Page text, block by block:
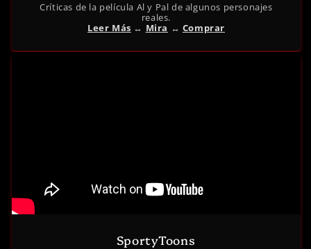
Críticas de la película Al y Pal de algunos personajes
reales.
Leer Más ↔︎ Mira ↔︎ Comprar
SportyToons